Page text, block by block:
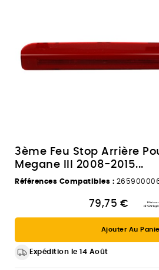
3ème Feu Stop Arrière
Megane III 2008-2015...
Références Compatibles :
79,75 €
Ajouter Au
Expédition le 14 Août